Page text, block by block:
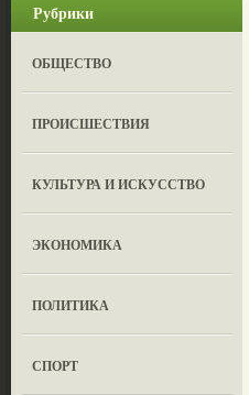
Рубрики
ОБЩЕСТВО
ПРОИСШЕСТВИЯ
КУЛЬТУРА И ИСКУССТВО
ЭКОНОМИКА
ПОЛИТИКА
СПОРТ